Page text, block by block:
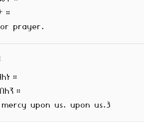
prayer.
upon us. upon us.3